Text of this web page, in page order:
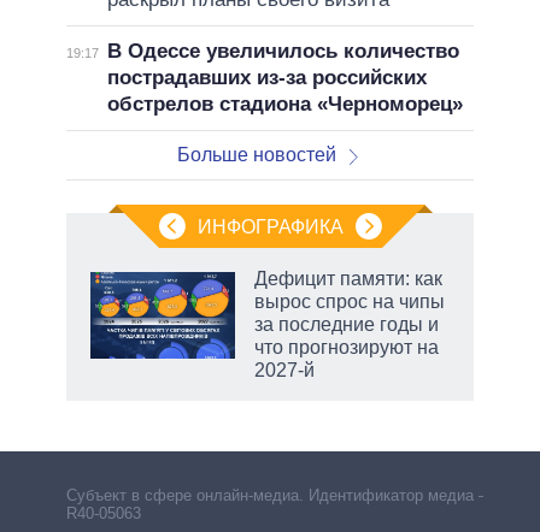
19:17
В Одессе увеличилось количество
пострадавших из-за российских
обстрелов стадиона «Черноморец»
Больше новостей
ИНФОГРАФИКА
Дефицит памяти: как
вырос спрос на чипы
за последние годы и
что прогнозируют на
2027-й
Субъект в сфере онлайн-медиа. Идентификатор медиа –
R40-05063